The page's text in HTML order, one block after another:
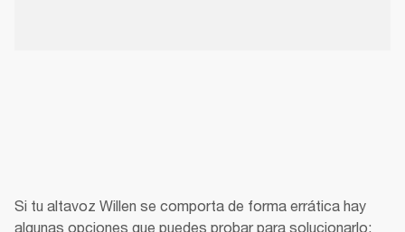
Si tu altavoz Willen se comporta de forma errática hay
algunas opciones que puedes probar para solucionarlo: